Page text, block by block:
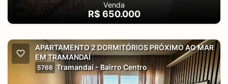
Venda
R$ 650.000
APARTAMENTO 2 DORMITÓRIOS PRÓXIMO AO MAR
EM TRAMANDAÍ
5766 Tramandaí - Bairro Centro